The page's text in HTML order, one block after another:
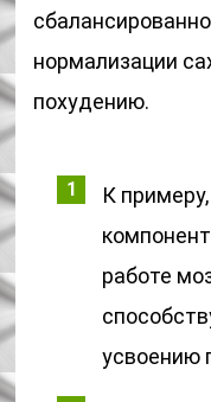
нормализации
похудению.
К
работе
усвоению